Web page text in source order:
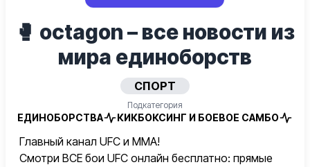
🥊 octagon – все новости из
мира единоборств
СПОРТ
Подкатегория
ЕДИНОБОРСТВА КИКБОКСИНГ И БОЕВОЕ САМБО
Главный канал UFC и ММА!
Смотри ВСЕ бои UFC онлайн бесплатно: прямые